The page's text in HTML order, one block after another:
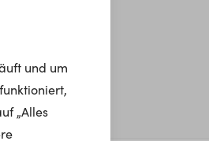
und um
„Alles